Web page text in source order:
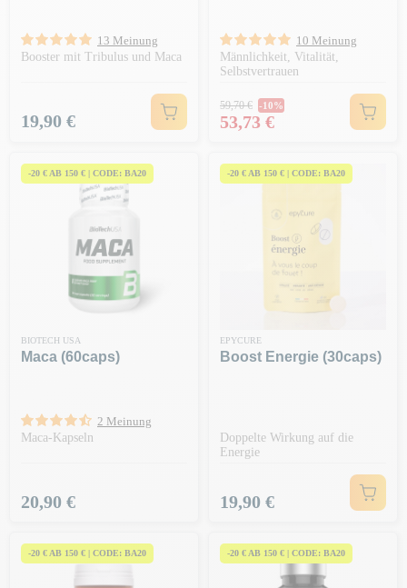
13 Meinung
Booster mit Tribulus und Maca
Preis
19,90 €
10 Meinung
Männlichkeit, Vitalität,
Selbstvertrauen
Regulärer Preis
59,70 € -10%
Preis
53,73 €
-20 € AB 150 € | CODE: BA20
BIOTECH USA
Maca (60caps)
2 Meinung
Maca-Kapseln
Preis
20,90 €
-20 € AB 150 € | CODE: BA20
EPYCURE
Boost Energie (30caps)
Doppelte Wirkung auf die
Energie
Preis
19,90 €
-20 € AB 150 € | CODE: BA20 -20 € AB 150 € | CODE: BA20